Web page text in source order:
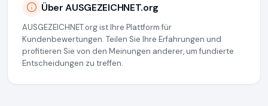
Über AUSGEZEICHNET.org
AUSGEZEICHNET.org ist Ihre Plattform für
Kundenbewertungen. Teilen Sie Ihre Erfahrungen und
profitieren Sie von den Meinungen anderer, um fundierte
Entscheidungen zu treffen.